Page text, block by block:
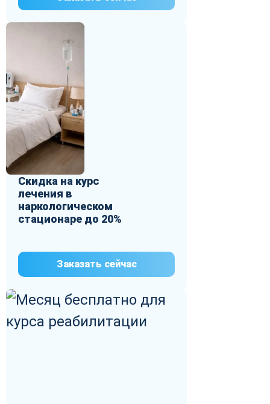
Скидка на курс
лечения в
наркологическом
стационаре до 20%
Заказать сейчас